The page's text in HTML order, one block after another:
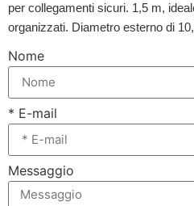
per collegamenti sicuri. 1,5 m,
organizzati. Diametro esterno di
Nome
* E-mail
Messaggio